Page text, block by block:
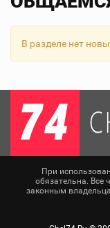
В разделе нет
При
обязательна. Все
законным